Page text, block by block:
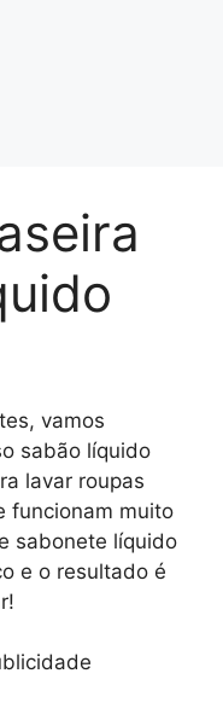
vamos
sabão líquido
lavar roupas
funcionam muito
sabonete líquido
e o resultado é